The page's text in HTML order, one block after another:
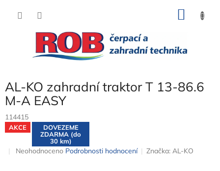
AL-KO zahradní traktor T 13-86.6
M-A EASY
114415
AKCE
DOVEZEME
ZDARMA (do
30 km)
Průměrné
Neohodnoceno Podrobnosti hodnocení Značka: AL-KO